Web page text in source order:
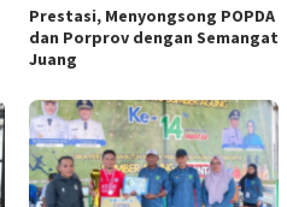
Prestasi, Menyongsong POPDA
dan Porprov dengan Semangat
Juang